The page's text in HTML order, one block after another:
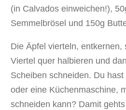
(in Calvados einweichen!),
Semmelbrösel und 150g
Die Äpfel vierteln, entkernen,
Viertel quer halbieren und
Scheiben schneiden. Du
oder eine Küchenmaschine,
schneiden kann? Damit